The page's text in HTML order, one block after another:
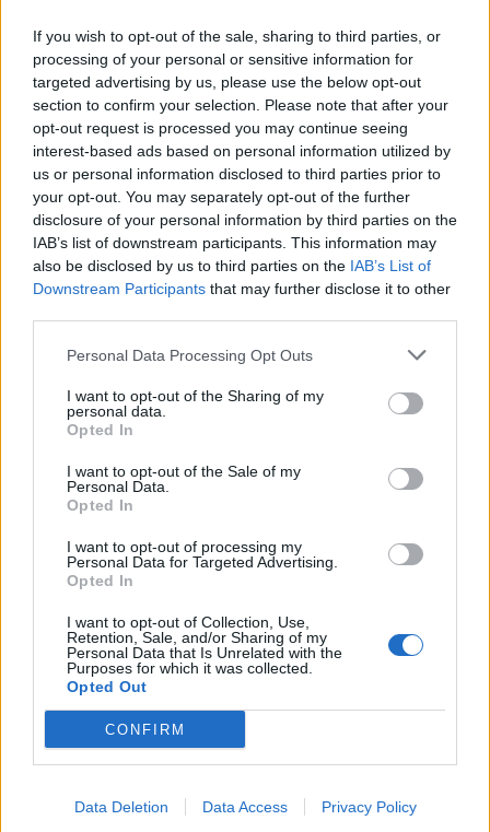
If you wish to opt-out of the sale, sharing to third parties, or
processing of your personal or sensitive information for
targeted advertising by us, please use the below opt-out
section to confirm your selection. Please note that after your
opt-out request is processed you may continue seeing
interest-based ads based on personal information utilized by
us or personal information disclosed to third parties prior to
your opt-out. You may separately opt-out of the further
disclosure of your personal information by third parties on the
IAB’s list of downstream participants. This information may
also be disclosed by us to third parties on the IAB’s List of
Downstream Participants that may further disclose it to other
Personal Data Processing Opt Outs
I want to opt-out of the Sharing of my
personal data.
Opted In
I want to opt-out of the Sale of my
Personal Data.
Opted In
I want to opt-out of processing my
Personal Data for Targeted Advertising.
Opted In
I want to opt-out of Collection, Use,
Retention, Sale, and/or Sharing of my
Personal Data that Is Unrelated with the
Purposes for which it was collected.
Opted Out
CONFIRM
Data Deletion Data Access Privacy Policy
partisë së Lirisë dhe
SHBA
Shtuarmë24.08.2022 16:22
Tags:
Hetimi i SPAK ndaj Ilir Metes
partia e
,
Presionet e politikes ndaj prokurreve dhe